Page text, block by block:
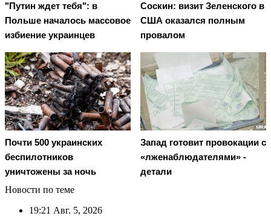
"Путин ждет тебя": в
Польше началось массовое
избиение украинцев
Соскин: визит Зеленского в
США оказался полным
провалом
Почти 500 украинских
беспилотников
уничтожены за ночь
Запад готовит провокации с
«лженаблюдателями» -
детали
Новости по теме
19:21 Авг. 5, 2026